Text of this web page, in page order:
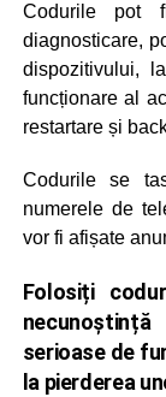
Codurile pot
diagnosticare,
dispozitivului,
funcționare al
restartare și
Codurile se
numerele de
vor fi afișate
Folosiți
serioase de
la pierderea